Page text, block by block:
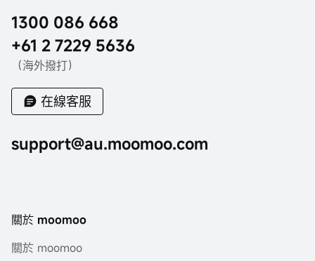
1300 086 668
+61 2 7229 5636
（海外撥打）
在線客服
support@au.moomoo.com
關於 moomoo
關於 moomoo